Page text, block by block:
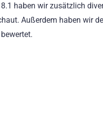
haben wir zusätzlich
Außerdem haben wir